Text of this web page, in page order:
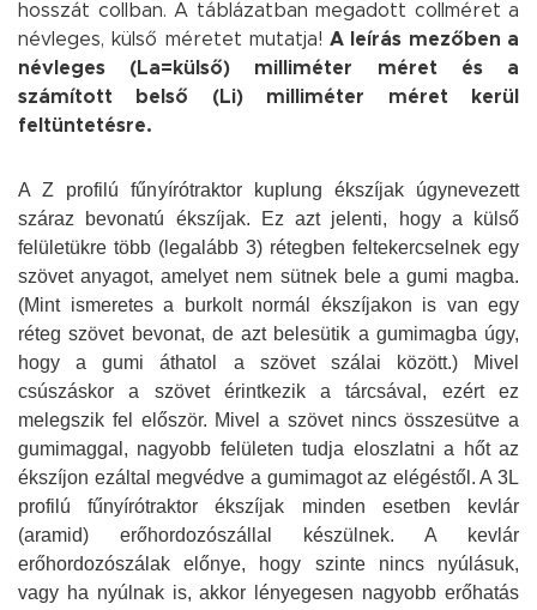
hosszát collban. A táblázatban megadott collméret a
névleges, külső méretet mutatja! A leírás mezőben a
névleges (La=külső) milliméter méret és a
számított belső (Li) milliméter méret kerül
feltüntetésre.
A Z profilú fűnyírótraktor kuplung ékszíjak úgynevezett
száraz bevonatú ékszíjak. Ez azt jelenti, hogy a külső
felületükre több (legalább 3) rétegben feltekercselnek egy
szövet anyagot, amelyet nem sütnek bele a gumi magba.
(Mint ismeretes a burkolt normál ékszíjakon is van egy
réteg szövet bevonat, de azt belesütik a gumimagba úgy,
hogy a gumi áthatol a szövet szálai között.) Mivel
csúszáskor a szövet érintkezik a tárcsával, ezért ez
melegszik fel először. Mivel a szövet nincs összesütve a
gumimaggal, nagyobb felületen tudja eloszlatni a hőt az
ékszíjon ezáltal megvédve a gumimagot az elégéstől. A 3L
profilú fűnyírótraktor ékszíjak minden esetben kevlár
(aramid) erőhordozószállal készülnek. A kevlár
erőhordozószálak előnye, hogy szinte nincs nyúlásuk,
vagy ha nyúlnak is, akkor lényegesen nagyobb erőhatás